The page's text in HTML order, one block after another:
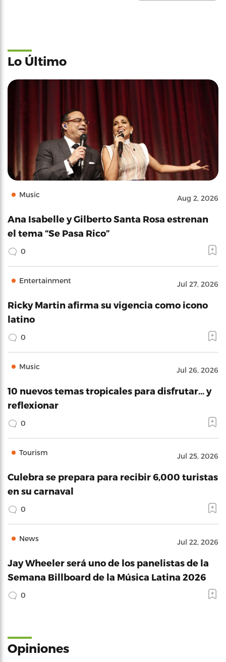
Lo Último
Music Aug 2, 2026
Ana Isabelle y Gilberto Santa Rosa estrenan
el tema “Se Pasa Rico”
0
Entertainment Jul 27, 2026
Ricky Martin afirma su vigencia como icono
latino
0
Music Jul 26, 2026
10 nuevos temas tropicales para disfrutar… y
reflexionar
0
Tourism Jul 25, 2026
Culebra se prepara para recibir 6,000 turistas
en su carnaval
0
News Jul 22, 2026
Jay Wheeler será uno de los panelistas de la
Semana Billboard de la Música Latina 2026
0
Opiniones